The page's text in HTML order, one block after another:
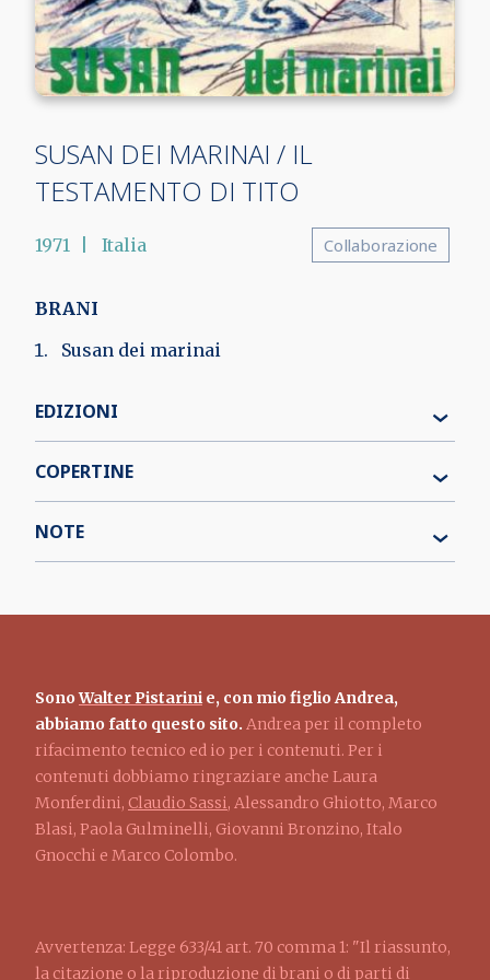
SUSAN DEI MARINAI / IL
TESTAMENTO DI TITO
1971 Italia Collaborazione
BRANI
Susan dei marinai
EDIZIONI
COPERTINE
NOTE
SonoWalter Pistarini e, con mio figlio Andrea,
abbiamo fatto questo sito. Andrea per il completo
rifacimento tecnico ed io per i contenuti. Per i
contenuti dobbiamo ringraziare anche Laura
Monferdini, Claudio Sassi, Alessandro Ghiotto, Marco
Blasi, Paola Gulminelli, Giovanni Bronzino, Italo
Gnocchi e Marco Colombo.
Avvertenza: Legge 633/41 art. 70 comma 1: "Il riassunto,
la citazione o la riproduzione di brani o di parti di